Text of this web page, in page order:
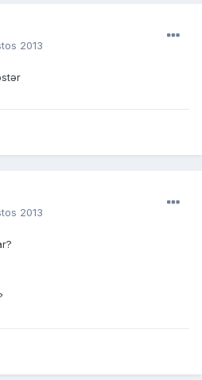
2013
2013